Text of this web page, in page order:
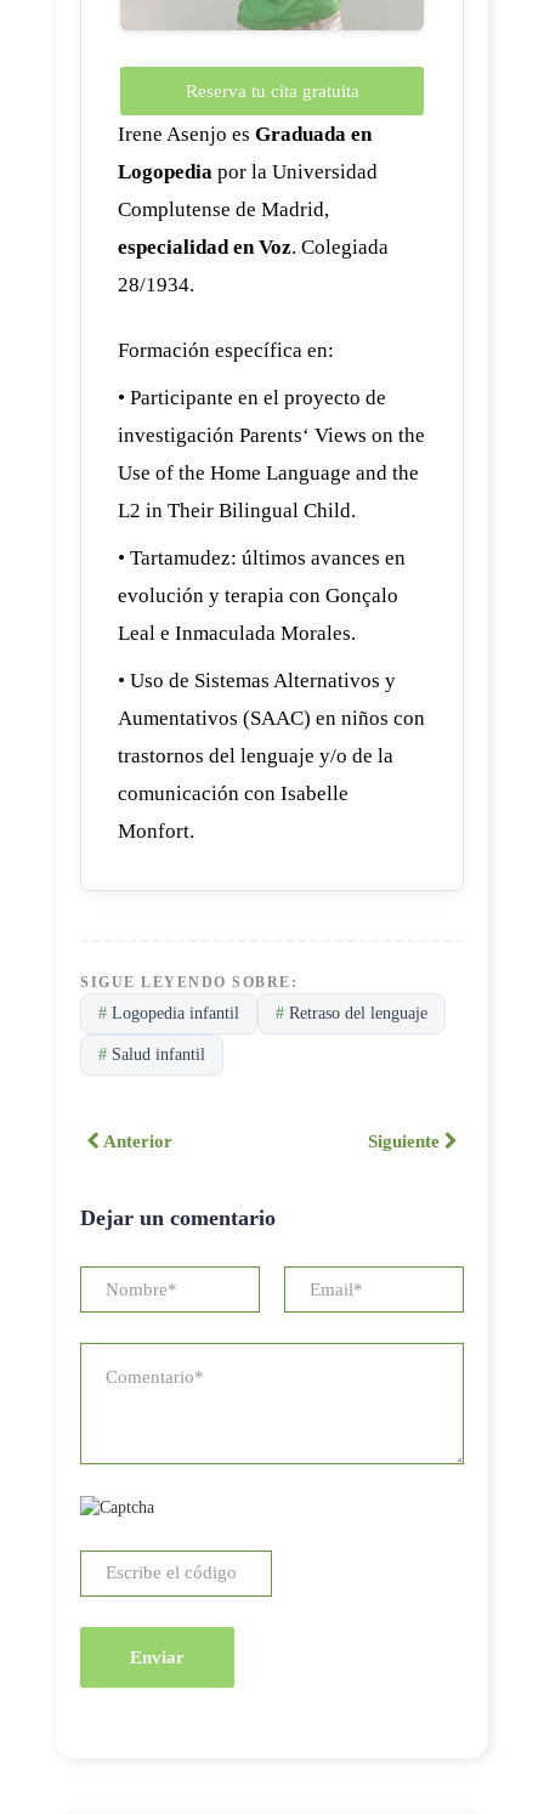
Reserva tu cita gratuita
Irene Asenjo es Graduada en
Logopedia por la Universidad
Complutense de Madrid,
especialidad en Voz. Colegiada
28/1934.
Formación específica en:
• Participante en el proyecto de
investigación Parents‘ Views on the
Use of the Home Language and the
L2 in Their Bilingual Child.
• Tartamudez: últimos avances en
evolución y terapia con Gonçalo
Leal e Inmaculada Morales.
• Uso de Sistemas Alternativos y
Aumentativos (SAAC) en niños con
trastornos del lenguaje y/o de la
comunicación con Isabelle
Monfort.
SIGUE LEYENDO SOBRE:
# Logopedia infantil # Retraso del lenguaje
# Salud infantil
Anterior Siguiente
Dejar un comentario
Enviar